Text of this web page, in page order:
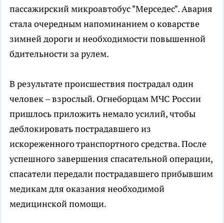
пассажирский микроавтобус "Мерседес". Авария
стала очередным напоминанием о коварстве
зимней дороги и необходимости повышенной
бдительности за рулем.
В результате происшествия пострадал один
человек – взрослый. Огнеборцам МЧС России
пришлось приложить немало усилий, чтобы
деблокировать пострадавшего из
искореженного транспортного средства. После
успешного завершения спасательной операции,
спасатели передали пострадавшего прибывшим
медикам для оказания необходимой
медицинской помощи.